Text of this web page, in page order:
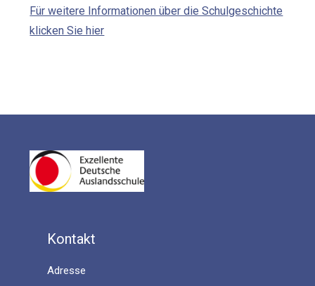
Für weitere Informationen über die Schulgeschichte
klicken Sie hier
Kontakt
Adresse